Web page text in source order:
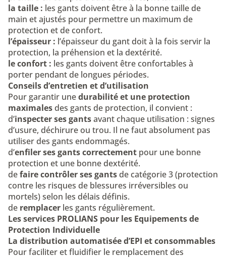
la taille : les gants doivent être à la bonne taille de
main et ajustés pour permettre un maximum de
protection et de confort.
l’épaisseur : l’épaisseur du gant doit à la fois servir la
protection, la préhension et la dextérité.
le confort : les gants doivent être confortables à
porter pendant de longues périodes.
Conseils d’entretien et d’utilisation
Pour garantir unedurabilité et une protection
maximalesdes gants de protection, il convient :
d’inspecter ses gantsavant chaque utilisation : signes
d’usure, déchirure ou trou. Il ne faut absolument pas
utiliser des gants endommagés.
d’enfiler ses gants correctement pour une bonne
protection et une bonne dextérité.
defaire contrôler ses gantsde catégorie 3 (protection
contre les risques de blessures irréversibles ou
mortels) selon les délais définis.
de remplacer les gants régulièrement.
Les services PROLIANS pour les Equipements de
Protection Individuelle
La distribution automatisée d’EPI et consommables
Pour faciliter et fluidifier le remplacement des